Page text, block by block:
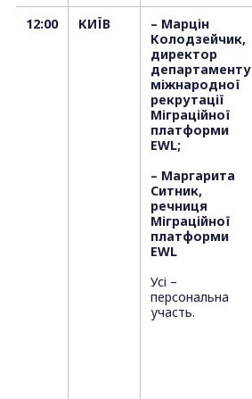
12:00
КИЇВ
– Марцін
Колодзейчик,
директор
департаменту
міжнародної
рекрутації
Міграційної
платформи
EWL;
– Маргарита
Ситник,
речниця
Міграційної
платформи
EWL
Усі –
персональна
участь.